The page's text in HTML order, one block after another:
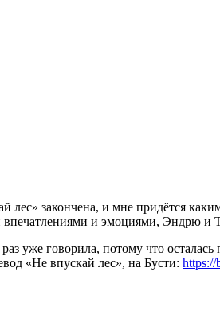
закончена, и мне придётся
впечатлениями и эмоциями, Эндрю
говорила, потому что осталась
«Не впускай лес», на Бусти: https://